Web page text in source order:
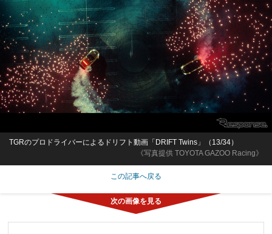
《写真提供 TOYOTA GAZOO Racing》
TGRのプロドライバーによるドリフト動画「DRIFT Twins」（13/34）
この記事へ戻る